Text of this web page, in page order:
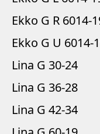
Ekko G R 6014-
Ekko G U 6014-
Lina G 30-24
Lina G 36-28
Lina G 42-34